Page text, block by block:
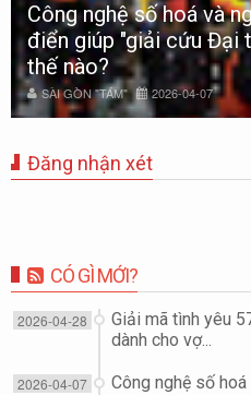
Công nghệ số hoá và
điển giúp "giải cứu Đại
thế nào?
SÀI GÒN "TÁM" 2026-04-07
Đăng nhận xét
CÓ GÌ MỚI?
Giải mã tình yêu
dành cho vợ...
2026-04-28
Công nghệ số
2026-04-07